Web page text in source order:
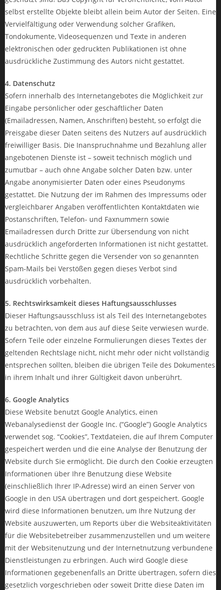
selbst erstellte Objekte bleibt allein beim Autor der Seiten. Eine
Vervielfältigung oder Verwendung solcher Grafiken,
Tondokumente, Videosequenzen und Texte in anderen
elektronischen oder gedruckten Publikationen ist ohne
ausdrückliche Zustimmung des Autors nicht gestattet.
4. Datenschutz
Sofern innerhalb des Internetangebotes die Möglichkeit zur
Eingabe persönlicher oder geschäftlicher Daten
(Emailadressen, Namen, Anschriften) besteht, so erfolgt die
Preisgabe dieser Daten seitens des Nutzers auf ausdrücklich
freiwilliger Basis. Die Inanspruchnahme und Bezahlung aller
angebotenen Dienste ist – soweit technisch möglich und
zumutbar – auch ohne Angabe solcher Daten bzw. unter
Angabe anonymisierter Daten oder eines Pseudonyms
gestattet. Die Nutzung der im Rahmen des Impressums oder
vergleichbarer Angaben veröffentlichten Kontaktdaten wie
Postanschriften, Telefon- und Faxnummern sowie
Emailadressen durch Dritte zur Übersendung von nicht
ausdrücklich angeforderten Informationen ist nicht gestattet.
Rechtliche Schritte gegen die Versender von so genannten
Spam-Mails bei Verstößen gegen dieses Verbot sind
ausdrücklich vorbehalten.
5. Rechtswirksamkeit dieses Haftungsausschlusses
Dieser Haftungsausschluss ist als Teil des Internetangebotes
zu betrachten, von dem aus auf diese Seite verwiesen wurde.
Sofern Teile oder einzelne Formulierungen dieses Textes der
geltenden Rechtslage nicht, nicht mehr oder nicht vollständig
entsprechen sollten, bleiben die übrigen Teile des Dokumentes
in ihrem Inhalt und ihrer Gültigkeit davon unberührt.
6. Google Analytics
Diese Website benutzt Google Analytics, einen
Webanalysedienst der Google Inc. (“Google”) Google Analytics
verwendet sog. “Cookies”, Textdateien, die auf Ihrem Computer
gespeichert werden und die eine Analyse der Benutzung der
Website durch Sie ermöglicht. Die durch den Cookie erzeugten
Informationen über Ihre Benutzung diese Website
(einschließlich Ihrer IP-Adresse) wird an einen Server von
Google in den USA übertragen und dort gespeichert. Google
wird diese Informationen benutzen, um Ihre Nutzung der
Website auszuwerten, um Reports über die Websiteaktivitäten
für die Websitebetreiber zusammenzustellen und um weitere
mit der Websitenutzung und der Internetnutzung verbundene
Dienstleistungen zu erbringen. Auch wird Google diese
Informationen gegebenenfalls an Dritte übertragen, sofern dies
gesetzlich vorgeschrieben oder soweit Dritte diese Daten im